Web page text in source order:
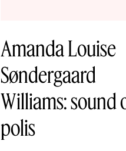
Amanda Louise
Søndergaard
Williams: sound
polis